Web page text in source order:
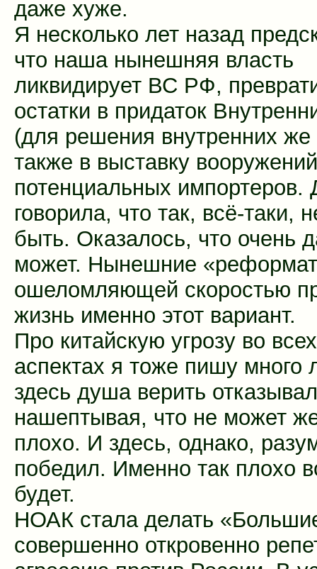
даже хуже.
Я несколько лет назад
что наша нынешняя власть
ликвидирует ВС РФ,
остатки в придаток
(для решения внутренних же
также в выставку
потенциальных импортеров.
говорила, что так, всё-таки,
быть. Оказалось, что очень
может. Нынешние
ошеломляющей скоростью
жизнь именно этот вариант.
Про китайскую угрозу во
аспектах я тоже пишу много
здесь душа верить
нашептывая, что не может
плохо. И здесь, однако,
победил. Именно так плохо
будет.
НОАК стала делать
совершенно откровенно